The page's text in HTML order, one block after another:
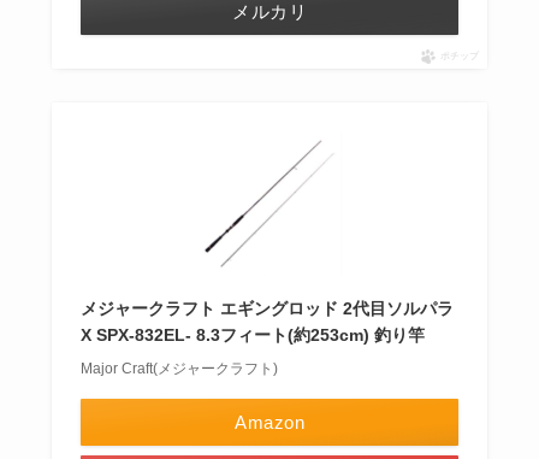
メルカリ
ポチップ
メジャークラフト エギングロッド 2代目ソルパラ
X SPX-832EL- 8.3フィート(約253cm) 釣り竿
Major Craft(メジャークラフト)
Amazon